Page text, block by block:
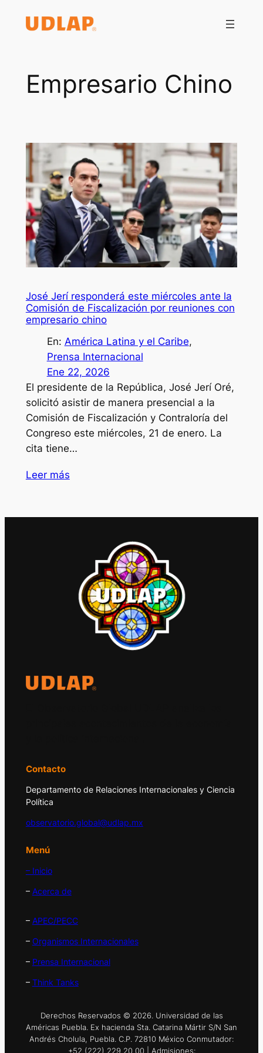
Empresario Chino
José Jerí responderá este miércoles ante la
Comisión de Fiscalización por reuniones con
empresario chino
En: América Latina y el Caribe
Prensa Internacional
Ene 22, 2026
El presidente de la República, José Jerí Oré,
solicitó asistir de manera presencial a la
Comisión de Fiscalización y Contraloría del
Congreso este miércoles, 21 de enero. La
cita tiene…
Leer más
Contacto
Departamento de Relaciones Internacionales y Ciencia
Política
observatorio.global@udlap.mx
Menú
– Inicio
– Acerca de
– APEC/PECC
– Organismos Internacionales
– Prensa Internacional
– Think Tanks
Derechos Reservados © 2026. Universidad de las
Américas Puebla. Ex hacienda Sta. Catarina Mártir S/N San
Andrés Cholula, Puebla. C.P. 72810 México Conmutador:
+52 (222) 229 20 00 | Admisiones: